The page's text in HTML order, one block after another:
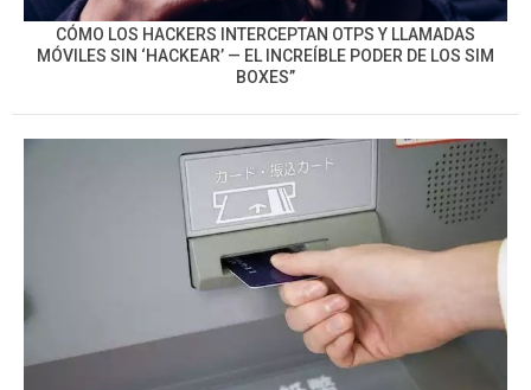
CÓMO LOS HACKERS INTERCEPTAN OTPS Y LLAMADAS
MÓVILES SIN ‘HACKEAR’ — EL INCREÍBLE PODER DE LOS SIM
BOXES”